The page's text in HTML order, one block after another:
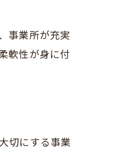
事業所が充実
軟性が身に付
切にする事業